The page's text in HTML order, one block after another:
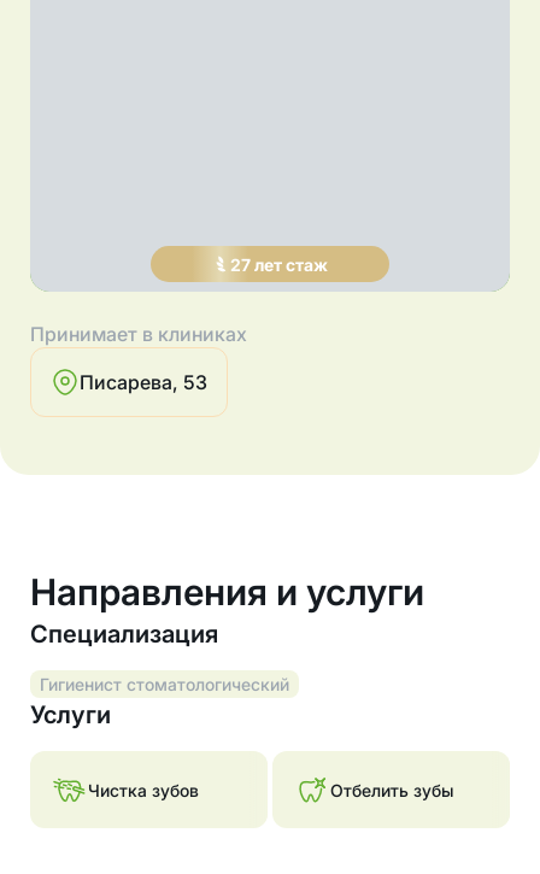
27 летстаж
Принимает в клиниках
Писарева, 53
Направления и услуги
Специализация
Гигиенист стоматологический
Услуги
Чистка зубов Отбелить зубы